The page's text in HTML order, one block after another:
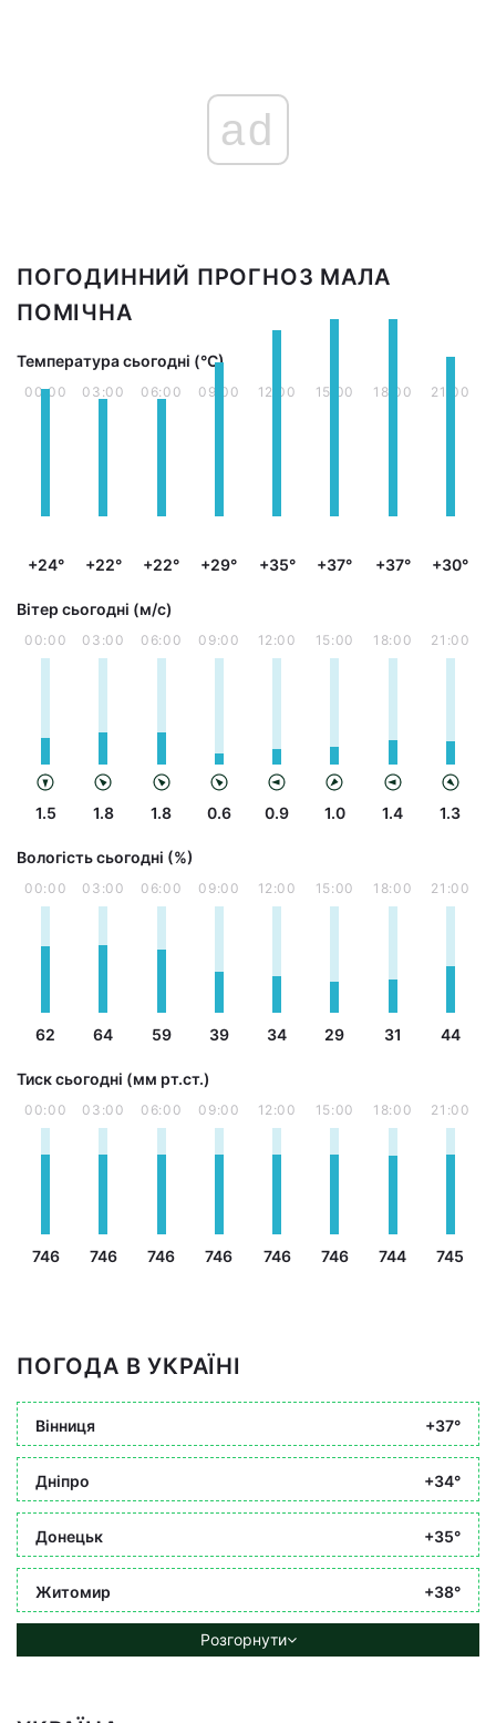
ad
ПОГОДИННИЙ ПРОГНОЗ МАЛА
ПОМІЧНА
Температура сьогодні (°С)
00:00
+24°
03:00
+22°
06:00
+22°
09:00
+29°
12:00
+35°
15:00
+37°
18:00
+37°
21:00
+30°
Вітер сьогодні (м/с)
00:00
1.5
03:00
1.8
06:00
1.8
09:00
0.6
12:00
0.9
15:00
1.0
18:00
1.4
21:00
1.3
Вологість сьогодні (%)
00:00
62
03:00
64
06:00
59
09:00
39
12:00
34
15:00
29
18:00
31
21:00
44
Тиск сьогодні (мм рт.ст.)
00:00
746
03:00
746
06:00
746
09:00
746
12:00
746
15:00
746
18:00
744
21:00
745
ПОГОДА В УКРАЇНІ
Вінниця +37°
Дніпро +34°
Донецьк +35°
Житомир +38°
Розгорнути